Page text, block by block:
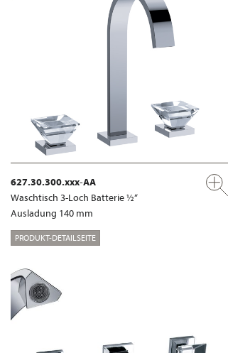
627.30.300.xxx-AA
Waschtisch 3-Loch Batterie ½“
Ausladung 140 mm
PRODUKT-DETAILSEITE